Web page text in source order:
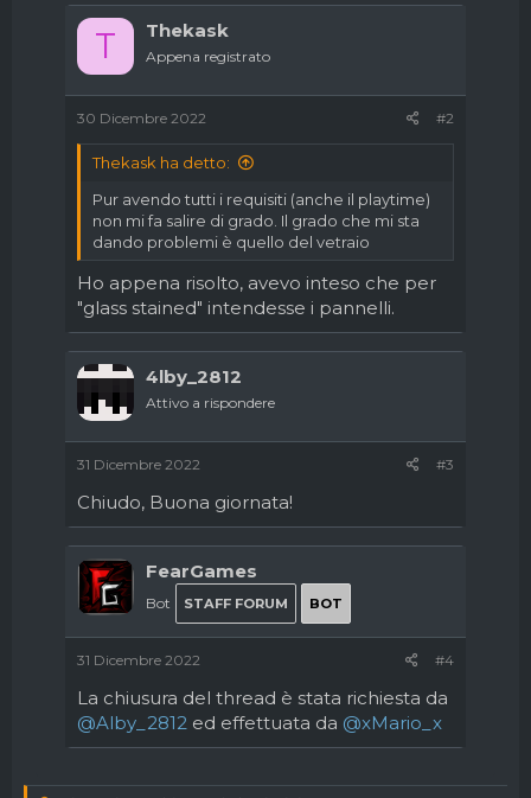
T Thekask
Appena registrato
30 Dicembre 2022 #2
Thekask ha detto:
Pur avendo tutti i requisiti (anche il playtime)
non mi fa salire di grado. Il grado che mi sta
dando problemi è quello del vetraio
Ho appena risolto, avevo inteso che per
"glass stained" intendesse i pannelli.
4lby_2812
Attivo a rispondere
31 Dicembre 2022 #3
Chiudo, Buona giornata!
FearGames
Bot STAFF FORUM BOT
31 Dicembre 2022 #4
La chiusura del thread è stata richiesta da
@Alby_2812 ed effettuata da @xMario_x